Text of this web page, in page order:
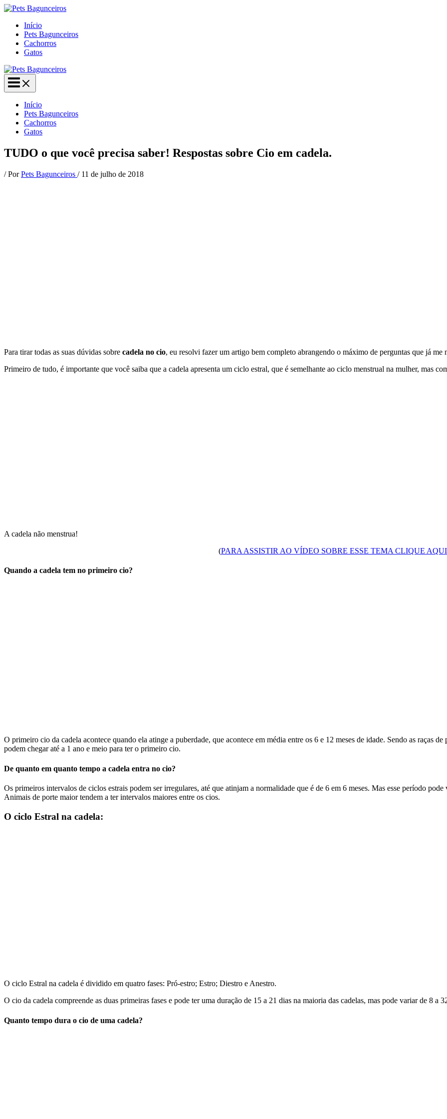
Ir
conteúdo
Início
Pets Bagunceiros
Cachorros
Gatos
Início
Pets Bagunceiros
Cachorros
Gatos
TUDO o que você precisa saber! Respostas sobre Cio em cadela.
/ PorPets Bagunceiros / 11 de julho de 2018
Para tirar todas as suas dúvidas sobre cadela no cio, eu resolvi fazer um artigo bem completo abrangendo o máximo de perguntas que já me
Primeiro de tudo, é importante que você saiba que a cadela apresenta um ciclo estral, que é semelhante ao ciclo menstrual na mulher, mas
A cadela não menstrua!
(PARA ASSISTIR AO VÍDEO SOBRE ESSE TEMA CLIQUE AQUI
Quando a cadela tem no primeiro cio?
O primeiro cio da cadela acontece quando ela atinge a puberdade, que acontece em média entre os 6 e 12 meses de idade. Sendo as raças
podem chegar até a 1 ano e meio para ter o primeiro cio.
De quanto em quanto tempo a cadela entra no cio?
Os primeiros intervalos de ciclos estrais podem ser irregulares, até que atinjam a normalidade que é de 6 em 6 meses. Mas esse período
Animais de porte maior tendem a ter intervalos maiores entre os cios.
O ciclo Estral na cadela:
O ciclo Estral na cadela é dividido em quatro fases: Pró-estro; Estro; Diestro e Anestro.
O cio da cadela compreende as duas primeiras fases e pode ter uma duração de 15 a 21 dias na maioria das cadelas, mas pode variar de 8 a
Quanto tempo dura o cio de uma cadela?